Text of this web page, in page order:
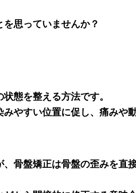
思っていませんか？
態を整える方法です。
やすい位置に促し、痛みや
骨盤矯正は骨盤の歪みを直